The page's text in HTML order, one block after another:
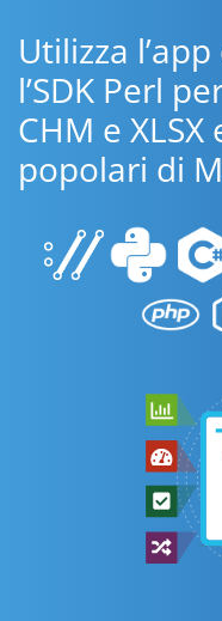
Utilizza
l’SDK Perl
CHM e
popolari di